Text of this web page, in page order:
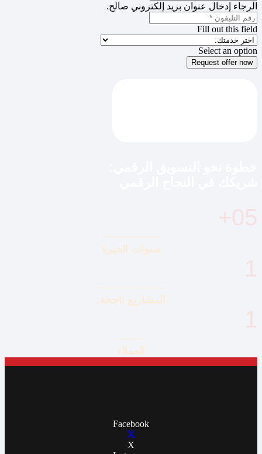
الرجاء إدخال عنوان بريد إلكتروني صالح.
Fill out this field
Select an option
Request offer now
سنوات الخبرة
المشاريع ناجحة.
العملاء
Facebook
X